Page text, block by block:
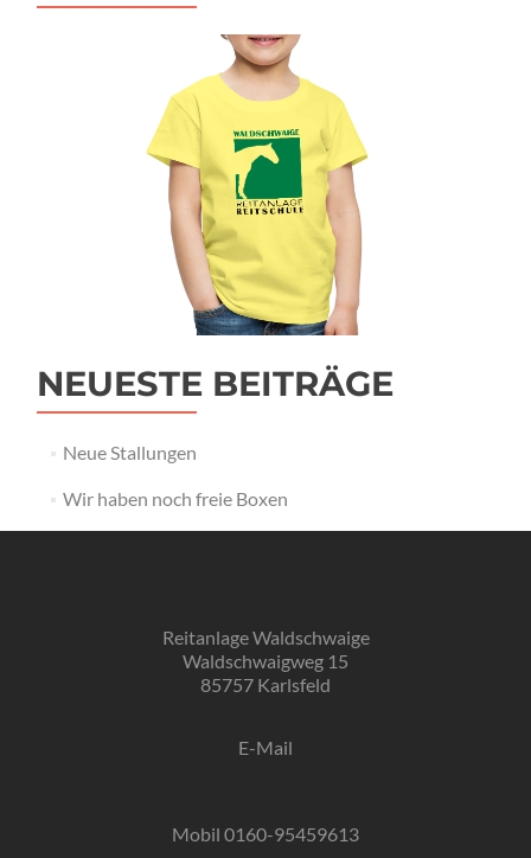
NEUESTE BEITRÄGE
Neue Stallungen
Wir haben noch freie Boxen
Reitanlage Waldschwaige
Waldschwaigweg 15
85757 Karlsfeld
E-Mail
Mobil 0160-95459613